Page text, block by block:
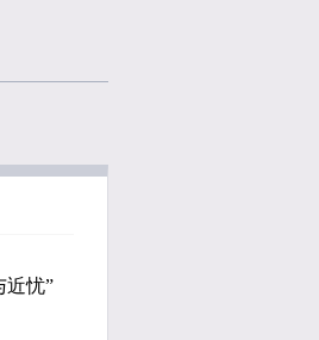
近忧”